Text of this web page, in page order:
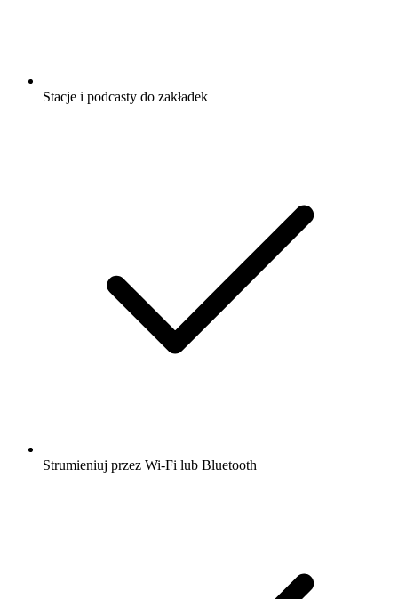
Stacje i podcasty do zakładek
Strumieniuj przez Wi-Fi lub Bluetooth